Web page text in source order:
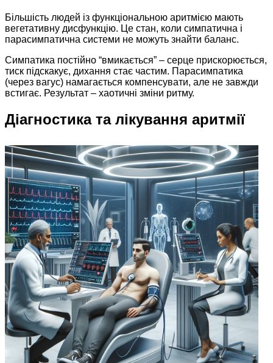
Більшість людей із функціональною аритмією мають
вегетативну дисфункцію. Це стан, коли симпатична і
парасимпатична системи не можуть знайти баланс.
Симпатика постійно “вмикається” – серце прискорюється,
тиск підскакує, дихання стає частим. Парасимпатика
(через вагус) намагається компенсувати, але не завжди
встигає. Результат – хаотичні зміни ритму.
Діагностика та лікування аритмії